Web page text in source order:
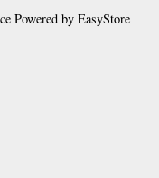
Powered by EasyStore